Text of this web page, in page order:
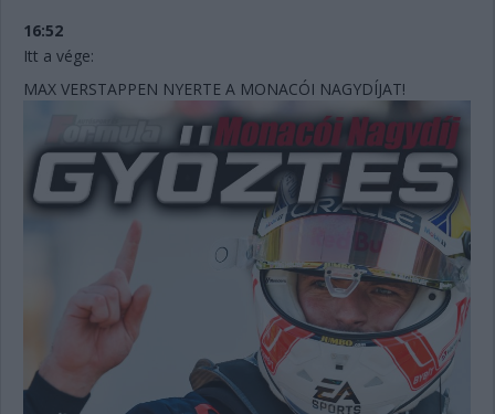
16:52
Itt a vége:
MAX VERSTAPPEN NYERTE A MONACÓI NAGYDÍJAT!